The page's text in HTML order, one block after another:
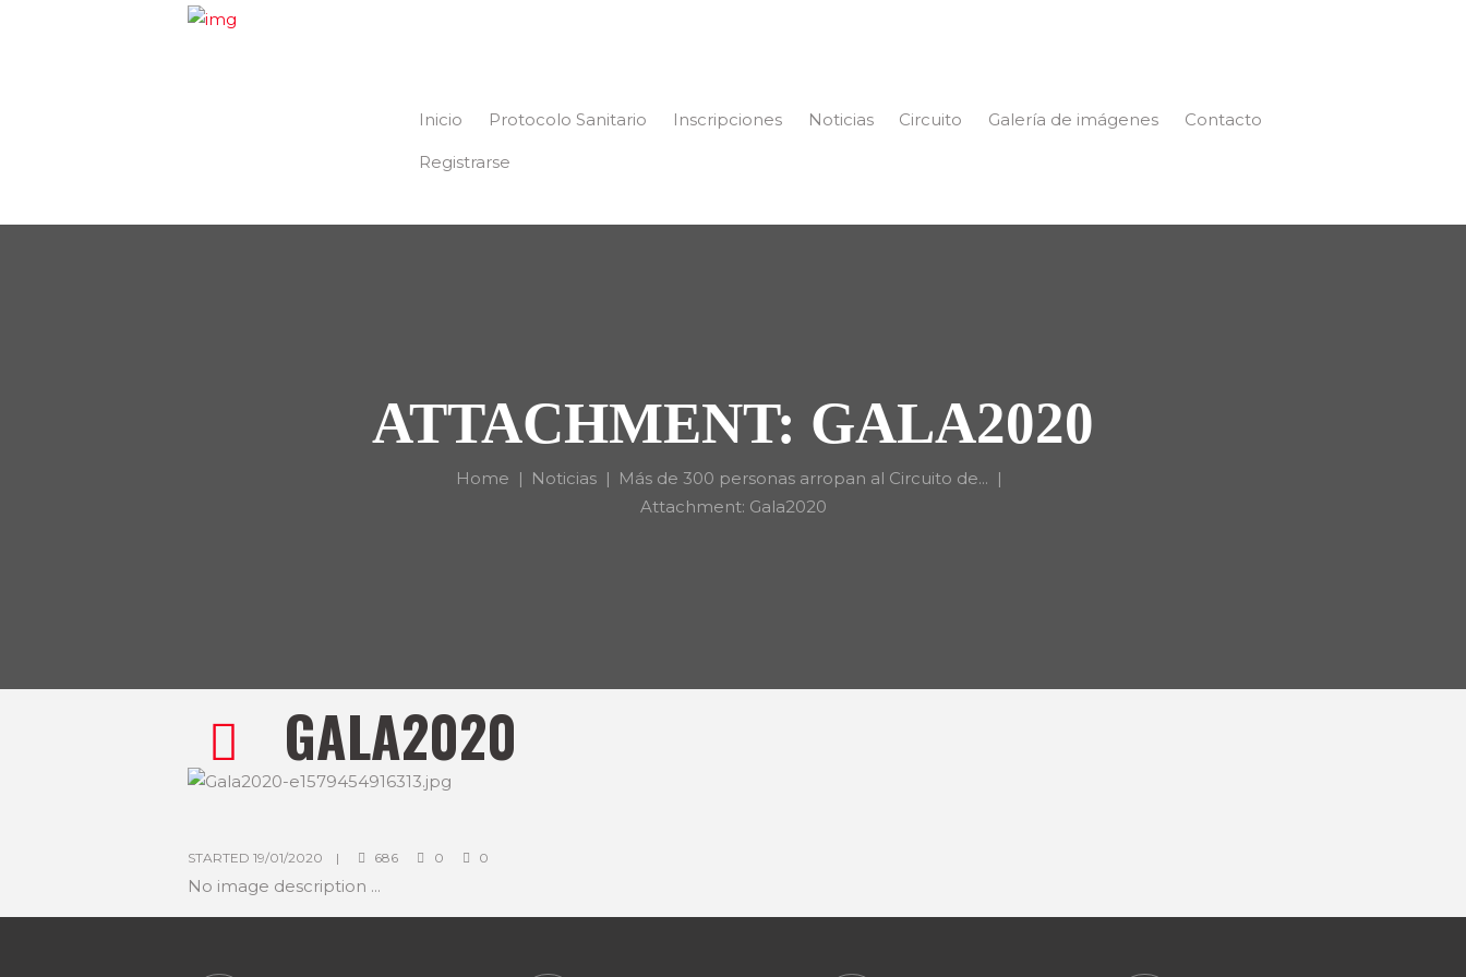
Inicio Protocolo Sanitario Inscripciones Noticias Circuito Galería de imágenes Contacto
Registrarse
ATTACHMENT: GALA2020
Home Noticias
Más de 300 personas arropan al Circuito de...
Attachment: Gala2020
GALA2020
STARTED 19/01/2020 686 0 0
No image description ...